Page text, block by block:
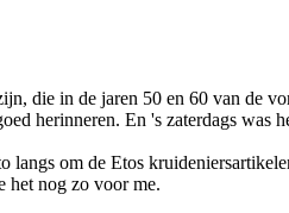
die in de jaren 50 en 60 van de
herinneren. En 's zaterdags
om de Etos
het nog zo voor me.